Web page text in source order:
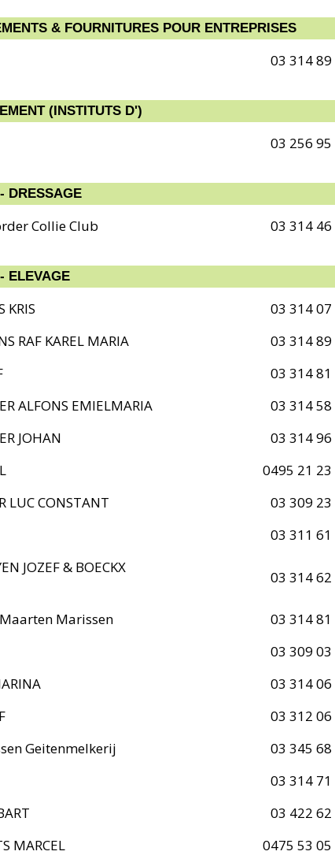
& FOURNITURES POUR ENTREPRISES
03 314 89
(INSTITUTS D')
03 256 95
DRESSAGE
Collie Club 03 314 46
ELEVAGE
KRIS
03 314 07
RAF KAREL MARIA
03 314 89
03 314 81
ALFONS EMIELMARIA
03 314 58
JOHAN
03 314 96
0495 21 23
LUC CONSTANT
03 309 23
03 311 61
JOZEF & BOECKX
03 314 62
Marissen
03 314 81
03 309 03
03 314 06
03 312 06
Geitenmelkerij
03 345 68
03 314 71
03 422 62
MARCEL
0475 53 05